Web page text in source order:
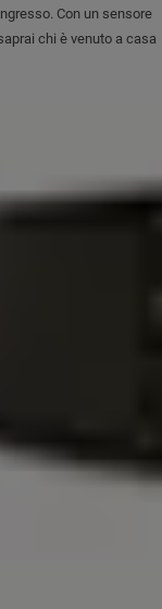
Con un sensore
chi è venuto a casa